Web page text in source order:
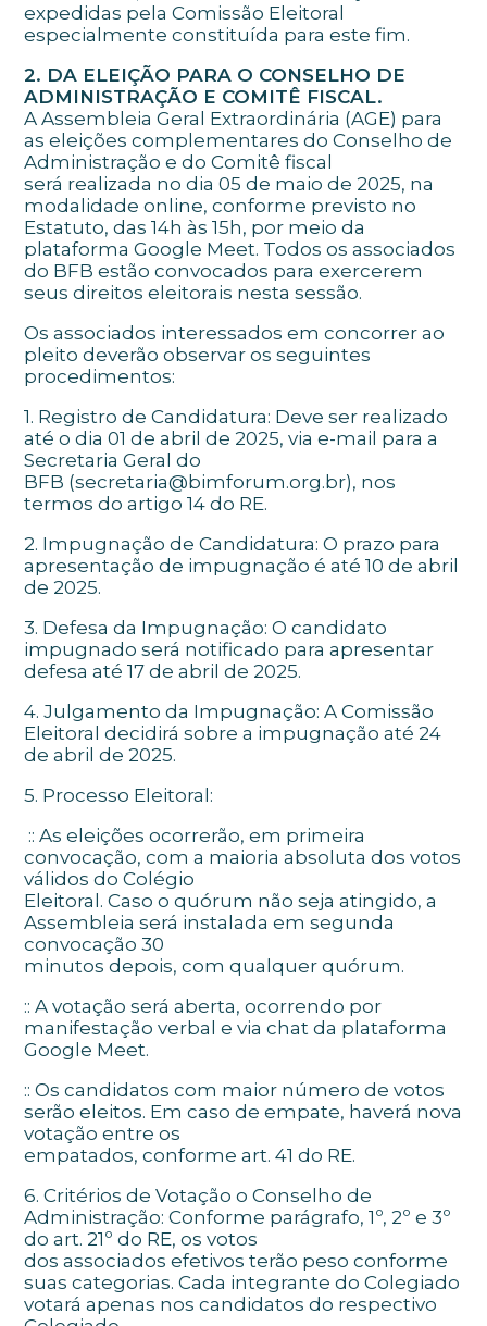
expedidas pela Comissão Eleitoral
especialmente constituída para este fim.
2. DA ELEIÇÃO PARA O CONSELHO DE
ADMINISTRAÇÃO E COMITÊ FISCAL.
A Assembleia Geral Extraordinária (AGE) para
as eleições complementares do Conselho de
Administração e do Comitê fiscal
será realizada no dia 05 de maio de 2025, na
modalidade online, conforme previsto no
Estatuto, das 14h às 15h, por meio da
plataforma Google Meet. Todos os associados
do BFB estão convocados para exercerem
seus direitos eleitorais nesta sessão.
Os associados interessados em concorrer ao
pleito deverão observar os seguintes
procedimentos:
1. Registro de Candidatura: Deve ser realizado
até o dia 01 de abril de 2025, via e-mail para a
Secretaria Geral do
BFB (secretaria@bimforum.org.br), nos
termos do artigo 14 do RE.
2. Impugnação de Candidatura: O prazo para
apresentação de impugnação é até 10 de abril
de 2025.
3. Defesa da Impugnação: O candidato
impugnado será notificado para apresentar
defesa até 17 de abril de 2025.
4. Julgamento da Impugnação: A Comissão
Eleitoral decidirá sobre a impugnação até 24
de abril de 2025.
5. Processo Eleitoral:
:: As eleições ocorrerão, em primeira
convocação, com a maioria absoluta dos votos
válidos do Colégio
Eleitoral. Caso o quórum não seja atingido, a
Assembleia será instalada em segunda
convocação 30
minutos depois, com qualquer quórum.
:: A votação será aberta, ocorrendo por
manifestação verbal e via chat da plataforma
Google Meet.
:: Os candidatos com maior número de votos
serão eleitos. Em caso de empate, haverá nova
votação entre os
empatados, conforme art. 41 do RE.
6. Critérios de Votação o Conselho de
Administração: Conforme parágrafo, 1º, 2º e 3º
do art. 21º do RE, os votos
dos associados efetivos terão peso conforme
suas categorias. Cada integrante do Colegiado
votará apenas nos candidatos do respectivo